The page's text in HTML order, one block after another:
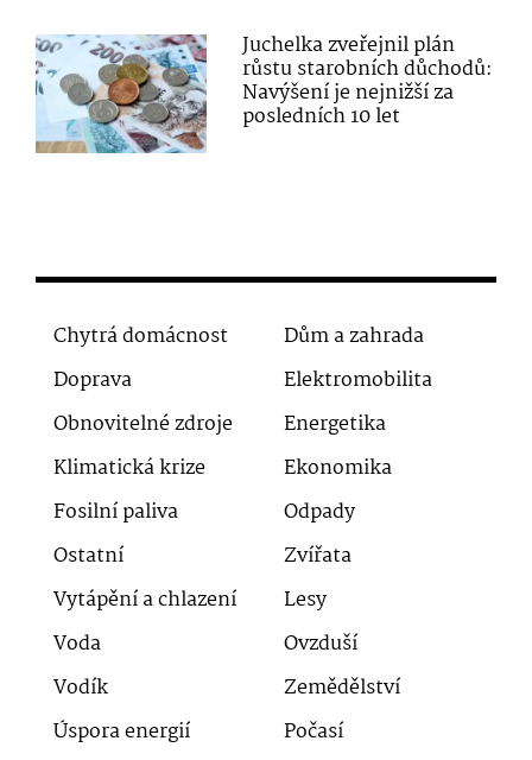
Juchelka zveřejnil plán
růstu starobních důchodů:
Navýšení je nejnižší za
posledních 10 let
Chytrá domácnost
Dům a zahrada
Doprava
Elektromobilita
Obnovitelné zdroje
Energetika
Klimatická krize
Ekonomika
Fosilní paliva
Odpady
Ostatní
Zvířata
Vytápění a chlazení
Lesy
Voda
Ovzduší
Vodík
Zemědělství
Úspora energií
Počasí